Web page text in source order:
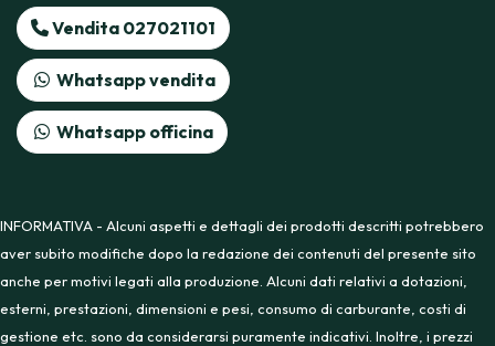
Vendita 027021101
Whatsapp vendita
Whatsapp officina
INFORMATIVA - Alcuni aspetti e dettagli dei prodotti descritti potrebbero
aver subito modifiche dopo la redazione dei contenuti del presente sito
anche per motivi legati alla produzione. Alcuni dati relativi a dotazioni,
esterni, prestazioni, dimensioni e pesi, consumo di carburante, costi di
gestione etc. sono da considerarsi puramente indicativi. Inoltre, i prezzi